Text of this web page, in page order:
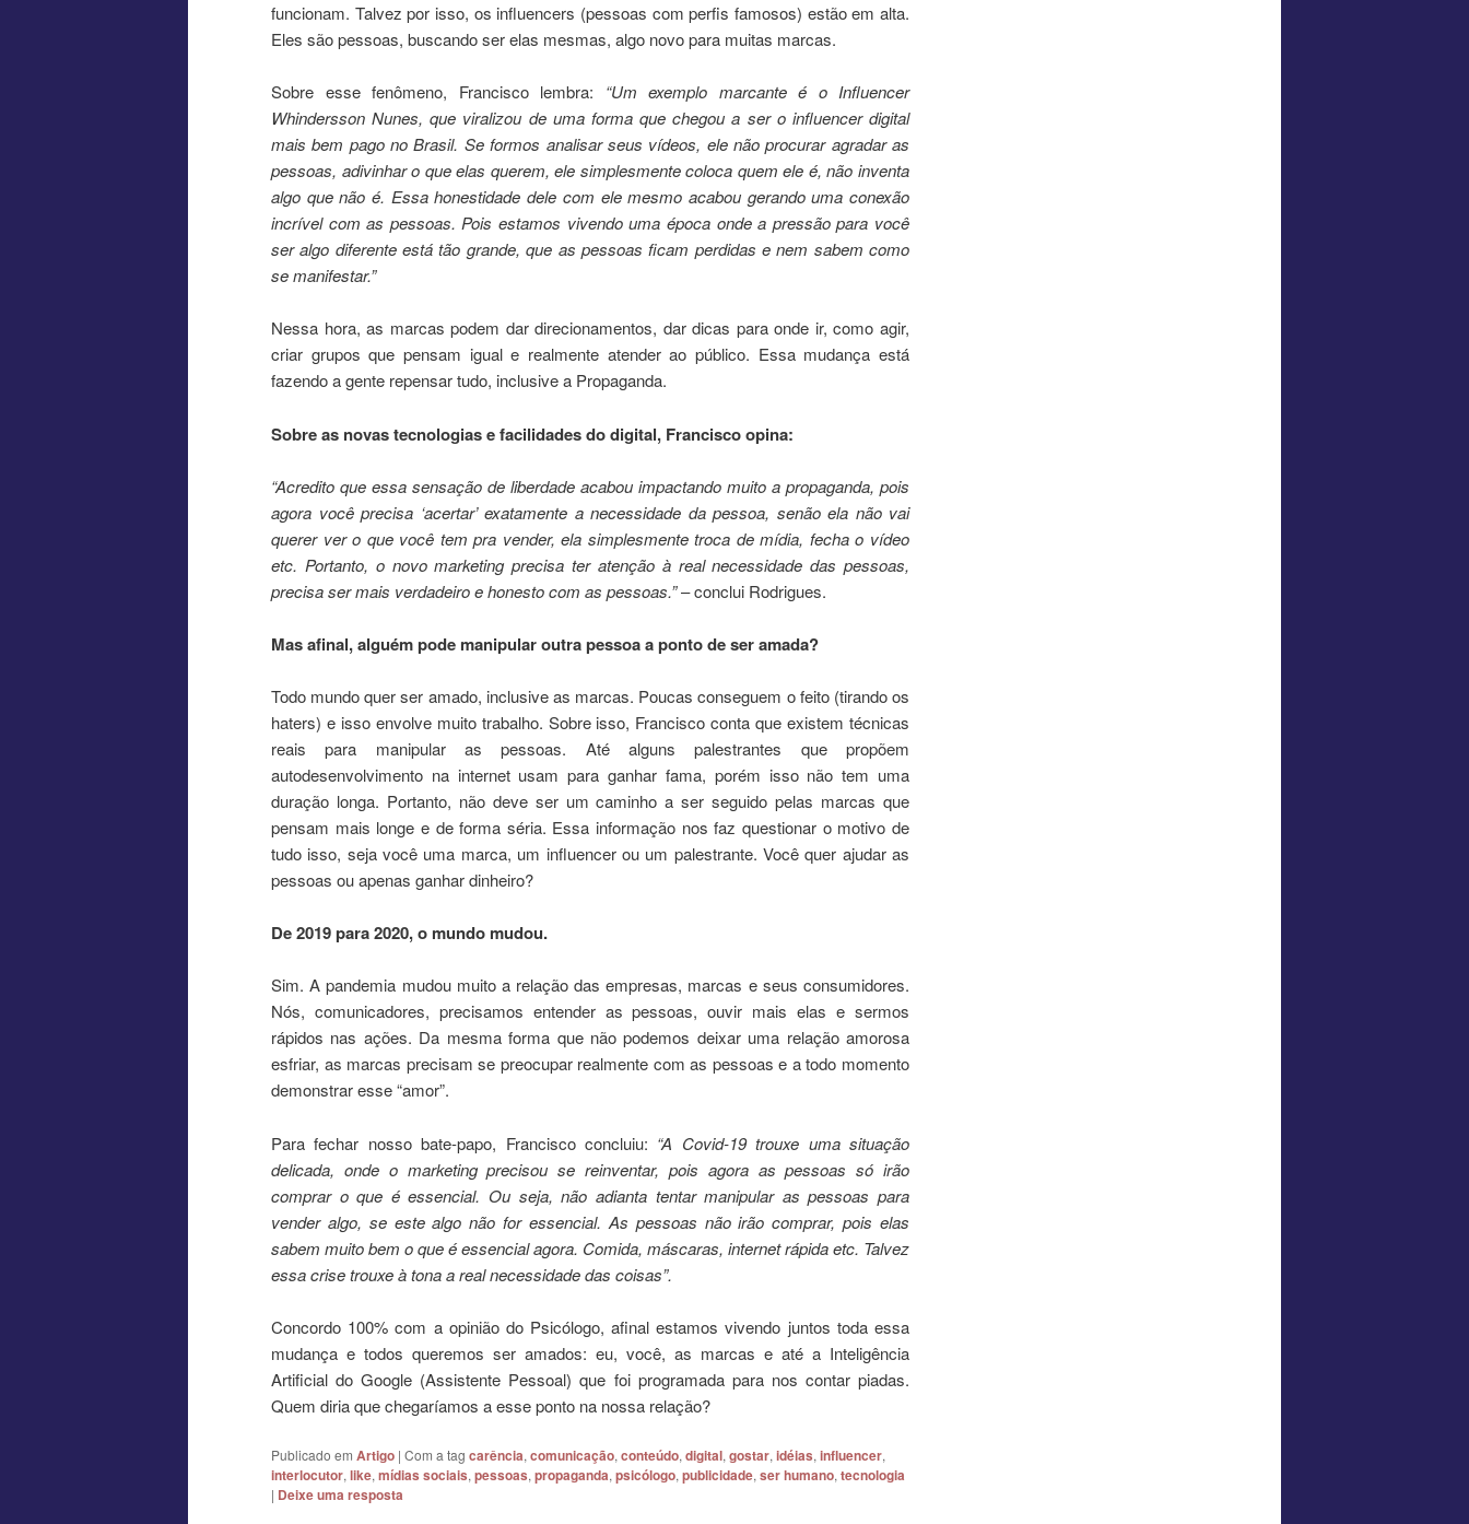
funcionam. Talvez por isso, os influencers (pessoas com perfis famosos) estão em alta.
Eles são pessoas, buscando ser elas mesmas, algo novo para muitas marcas.
Sobre esse fenômeno, Francisco lembra: “Um exemplo marcante é o Influencer
Whindersson Nunes, que viralizou de uma forma que chegou a ser o influencer digital
mais bem pago no Brasil. Se formos analisar seus vídeos, ele não procurar agradar as
pessoas, adivinhar o que elas querem, ele simplesmente coloca quem ele é, não inventa
algo que não é. Essa honestidade dele com ele mesmo acabou gerando uma conexão
incrível com as pessoas. Pois estamos vivendo uma época onde a pressão para você
ser algo diferente está tão grande, que as pessoas ficam perdidas e nem sabem como
se manifestar.”
Nessa hora, as marcas podem dar direcionamentos, dar dicas para onde ir, como agir,
criar grupos que pensam igual e realmente atender ao público. Essa mudança está
fazendo a gente repensar tudo, inclusive a Propaganda.
Sobre as novas tecnologias e facilidades do digital, Francisco opina:
“Acredito que essa sensação de liberdade acabou impactando muito a propaganda, pois
agora você precisa ‘acertar’ exatamente a necessidade da pessoa, senão ela não vai
querer ver o que você tem pra vender, ela simplesmente troca de mídia, fecha o vídeo
etc. Portanto, o novo marketing precisa ter atenção à real necessidade das pessoas,
precisa ser mais verdadeiro e honesto com as pessoas.”– conclui Rodrigues.
Mas afinal, alguém pode manipular outra pessoa a ponto de ser amada?
Todo mundo quer ser amado, inclusive as marcas. Poucas conseguem o feito (tirando os
haters) e isso envolve muito trabalho. Sobre isso, Francisco conta que existem técnicas
reais para manipular as pessoas. Até alguns palestrantes que propõem
autodesenvolvimento na internet usam para ganhar fama, porém isso não tem uma
duração longa. Portanto, não deve ser um caminho a ser seguido pelas marcas que
pensam mais longe e de forma séria. Essa informação nos faz questionar o motivo de
tudo isso, seja você uma marca, um influencer ou um palestrante. Você quer ajudar as
pessoas ou apenas ganhar dinheiro?
De 2019 para 2020, o mundo mudou.
Sim. A pandemia mudou muito a relação das empresas, marcas e seus consumidores.
Nós, comunicadores, precisamos entender as pessoas, ouvir mais elas e sermos
rápidos nas ações. Da mesma forma que não podemos deixar uma relação amorosa
esfriar, as marcas precisam se preocupar realmente com as pessoas e a todo momento
demonstrar esse “amor”.
Para fechar nosso bate-papo, Francisco concluiu: “A Covid-19 trouxe uma situação
delicada, onde o marketing precisou se reinventar, pois agora as pessoas só irão
comprar o que é essencial. Ou seja, não adianta tentar manipular as pessoas para
vender algo, se este algo não for essencial. As pessoas não irão comprar, pois elas
sabem muito bem o que é essencial agora. Comida, máscaras, internet rápida etc. Talvez
essa crise trouxe à tona a real necessidade das coisas”.
Concordo 100% com a opinião do Psicólogo, afinal estamos vivendo juntos toda essa
mudança e todos queremos ser amados: eu, você, as marcas e até a Inteligência
Artificial do Google (Assistente Pessoal) que foi programada para nos contar piadas.
Quem diria que chegaríamos a esse ponto na nossa relação?
Publicado em Artigo | Com a tag carência, comunicação, conteúdo, digital, gostar, idéias, influencer,
interlocutor, like, mídias sociais, pessoas, propaganda, psicólogo, publicidade, ser humano, tecnologia
| Deixe uma resposta